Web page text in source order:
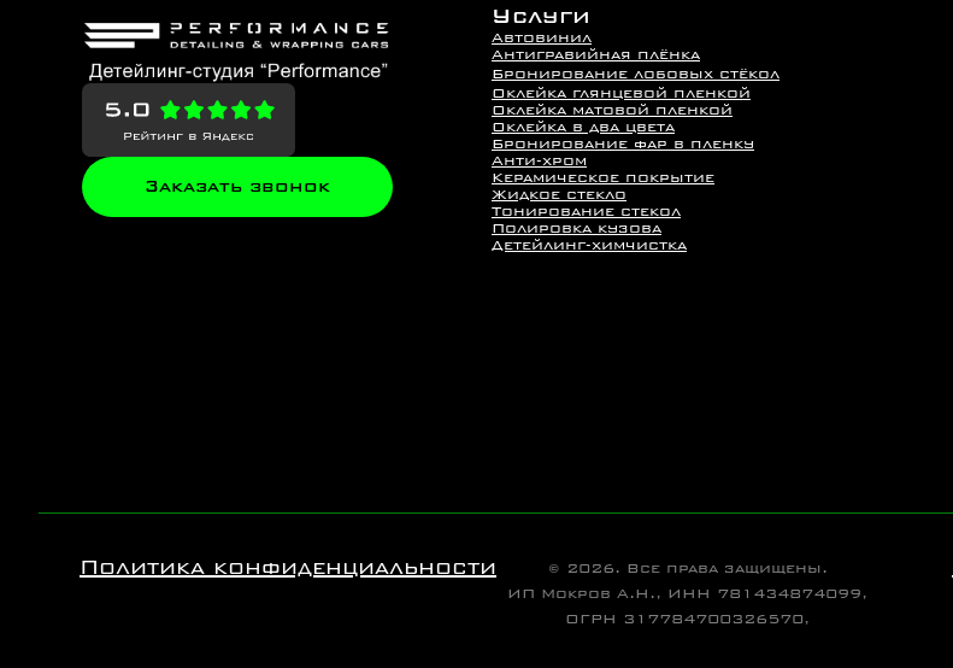
Заказать звонок
Услуги
Автовинил
Антигравийная плёнка
Бронирование лобовых стёкол
Оклейка глянцевой пленкой
Оклейка матовой пленкой
Оклейка в два цвета
Бронирование фар в пленку
Анти-хром
Керамическое покрытие
Жидкое стекло
Тонирование стекол
Полировка кузова
Детейлинг-химчистка
Политика конфиденциальности
© 2026. Все права защищены.
ИП Мокров А.Н., ИНН 781434874099,
ОГРН 317784700326570,